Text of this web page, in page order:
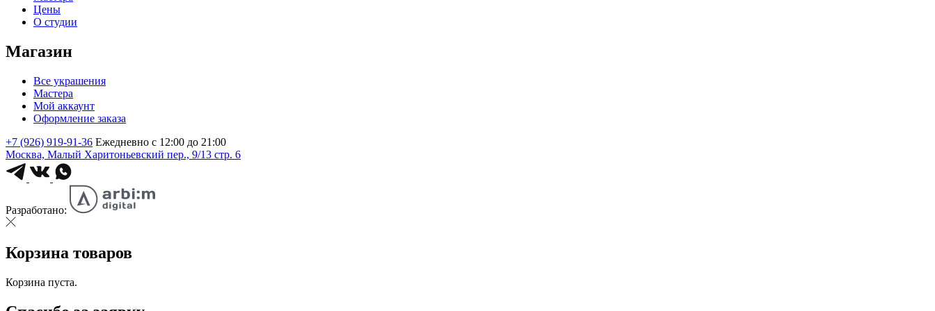
Цены
О студии
Магазин
Все украшения
Мастера
Мой аккаунт
Оформление заказа
+7 (926) 919-91-36 Ежедневно с 12:00 до 21:00
Москва, Малый Харитоньевский пер., 9/13 стр. 6
Разработано:
Корзина товаров
Корзина пуста.